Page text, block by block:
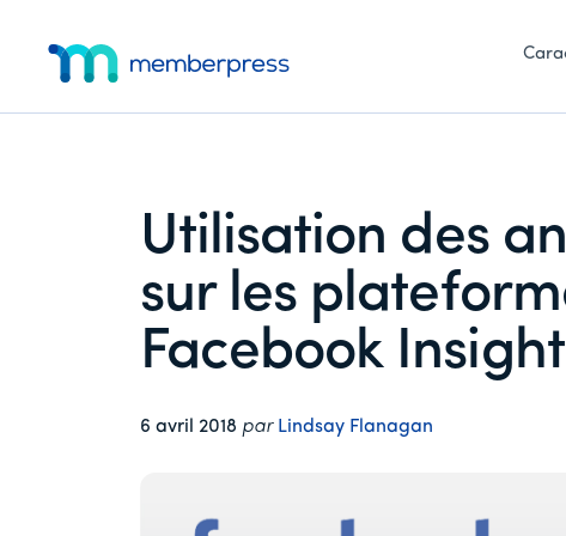
supplémentaire
Utilisation des
sur les
Facebook
6 avril 2018 par Lindsay Flanagan